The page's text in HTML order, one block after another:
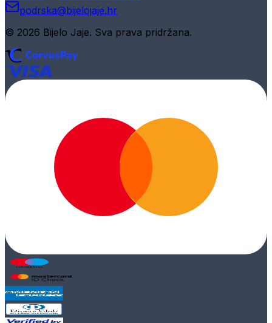
podrska@bijelojaje.hr
© 2026 Bijelo Jaje. Sva prava pridržana.